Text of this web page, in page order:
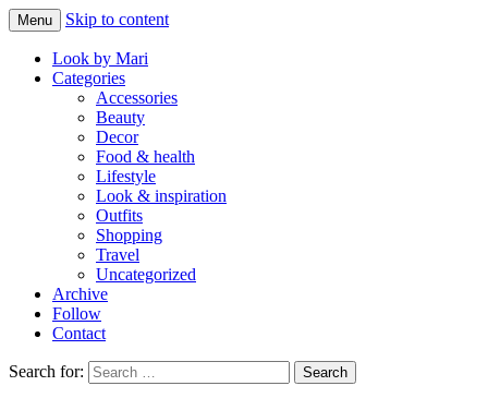
LOOK BY MARI
Makeup & beauty blog
Menu Skip to content
Look by Mari
Categories
Accessories
Beauty
Decor
Food & health
Lifestyle
Look & inspiration
Outfits
Shopping
Travel
Uncategorized
Archive
Follow
Contact
Search for: